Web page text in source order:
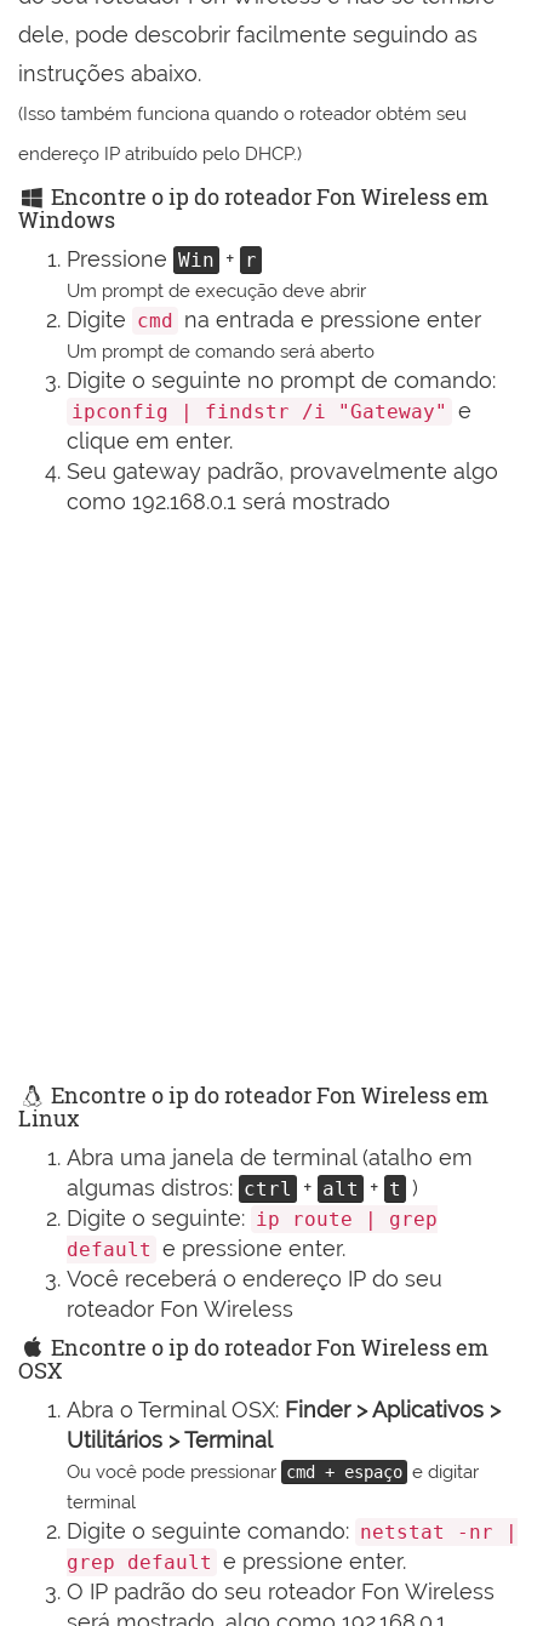
dele, pode descobrir facilmente seguindo as
instruções abaixo.
(Isso também funciona quando o roteador obtém seu
endereço IP atribuído pelo DHCP.)
Encontre o ip do roteador Fon Wireless em
Windows
Pressione Win + r
Um prompt de execução deve abrir
Digite cmd na entrada e pressione enter
Um prompt de comando será aberto
Digite o seguinte no prompt de comando:
ipconfig | findstr /i "Gateway"
e
clique em enter.
Seu gateway padrão, provavelmente algo
como 192.168.0.1 será mostrado
Encontre o ip do roteador Fon Wireless em
Linux
Abra uma janela de terminal (atalho em
algumas distros: ctrl + alt + t )
Digite o seguinte: ip route | grep
default e pressione enter.
Você receberá o endereço IP do seu
roteador Fon Wireless
Encontre o ip do roteador Fon Wireless em
OSX
Abra o Terminal OSX: Finder > Aplicativos >
Utilitários > Terminal
Ou você pode pressionar cmd + espaço e digitar
terminal
Digite o seguinte comando: netstat -nr |
grep default e pressione enter.
O IP padrão do seu roteador Fon Wireless